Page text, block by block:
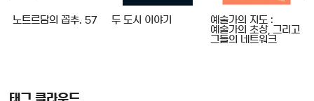
노트르담의 꼽추. 57 두 도시 이야기
예술가의 지도 :
예술가의 초상, 그리고
그들의 네트워크
태그 클라우드